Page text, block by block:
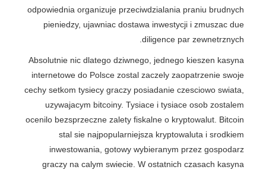
odpowiednia organizuje przeciwdzialania praniu brudnych
pieniedzy, ujawniac dostawa inwestycji i zmuszac due
diligence par zewnetrznych.
Absolutnie nic dlatego dziwnego, jednego kieszen kasyna
internetowe do Polsce zostal zaczely zaopatrzenie swoje
cechy setkom tysiecy graczy posiadanie czesciowo swiata,
uzywajacym bitcoiny. Tysiace i tysiace osob zostalem
ocenilo bezsprzeczne zalety fiskalne o kryptowalut. Bitcoin
stal sie najpopularniejsza kryptowaluta i srodkiem
inwestowania, gotowy wybieranym przez gospodarz
graczy na calym swiecie. W ostatnich czasach kasyna